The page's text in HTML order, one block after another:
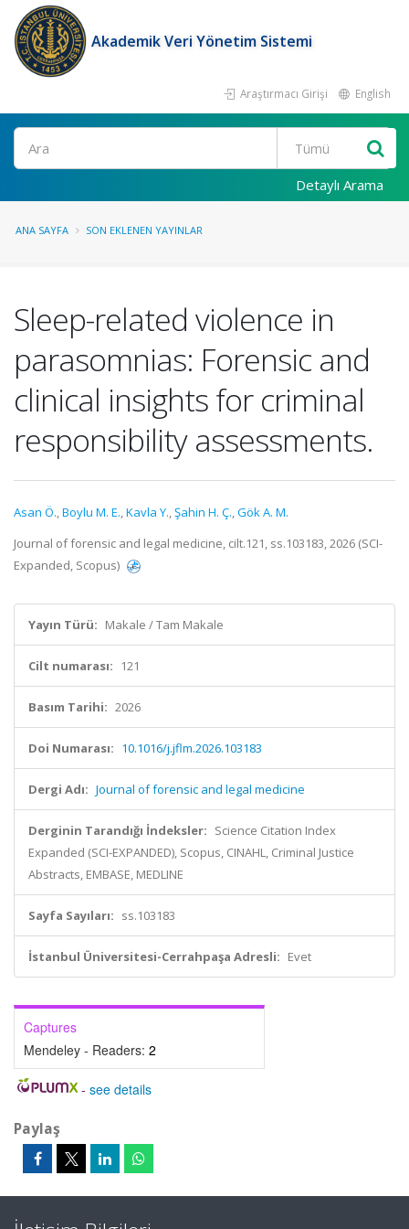
Akademik Veri Yönetim Sistemi
Araştırmacı Girişi English
Ara
Detaylı Arama
ANA SAYFA SON EKLENEN YAYINLAR
Sleep-related violence in
parasomnias: Forensic and
clinical insights for criminal
responsibility assessments.
Asan Ö.,Boylu M. E.,Kavla Y.,Şahin H. Ç.,Gök A. M.
Journal of forensic and legal medicine, cilt.121, ss.103183, 2026 (SCI-
Expanded, Scopus)
Yayın Türü: Makale / Tam Makale
Cilt numarası: 121
Basım Tarihi: 2026
Doi Numarası: 10.1016/j.jflm.2026.103183
Dergi Adı: Journal of forensic and legal medicine
Derginin Tarandığı İndeksler: Science Citation Index
Expanded (SCI-EXPANDED), Scopus, CINAHL, Criminal Justice
Abstracts, EMBASE, MEDLINE
Sayfa Sayıları: ss.103183
İstanbul Üniversitesi-Cerrahpaşa Adresli: Evet
Captures
Mendeley - Readers: 2
- see details
Paylaş